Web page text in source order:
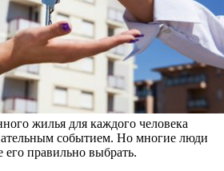
жилья для каждого человека
событием. Но многие люди
его правильно выбрать.